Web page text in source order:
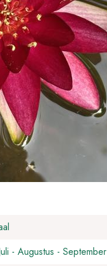
Augustus
September